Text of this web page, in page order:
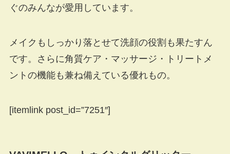
ぐのみんなが愛用しています。
メイクもしっかり落とせて洗顔の役割も果たすん
です。さらに角質ケア・マッサージ・トリートメ
ントの機能も兼ね備えている優れもの。
[itemlink post_id=”7251″]